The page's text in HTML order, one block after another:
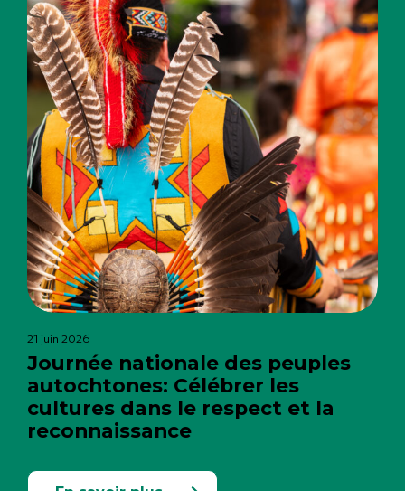
21 juin 2026
Journée nationale des peuples
autochtones: Célébrer les
cultures dans le respect et la
reconnaissance